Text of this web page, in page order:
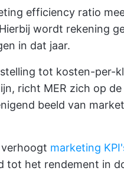
efficiency ratio
wordt rekening
in dat jaar.
tot kosten-per-
richt MER zich op
beeld van
verhoogt marketing
tot het rendement in